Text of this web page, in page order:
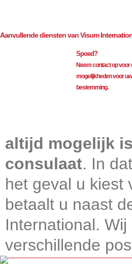
Aanvullende diensten van Visum
Spoed?
Neem contact op voor
mogelijkheden voor uw
bestemming.
altijd mogelijk
consulaat. In
het geval u kiest
betaalt u naast
International.
verschillende